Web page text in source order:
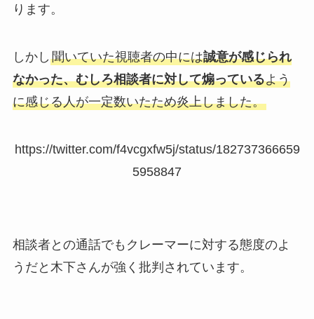
ります。
しかし 聞いていた視聴者の中には誠意が感じられ
なかった、むしろ相談者に対して煽っているよう
に感じる人が一定数いたため炎上しました。
https://twitter.com/f4vcgxfw5j/status/182737366659
5958847
相談者との通話でもクレーマーに対する態度のよ
うだと木下さんが強く批判されています。